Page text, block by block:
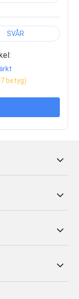
SVÅR
betyg)